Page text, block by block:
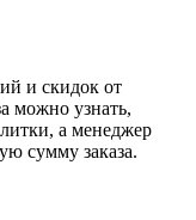
и скидок от
можно узнать,
а менеджер
сумму заказа.